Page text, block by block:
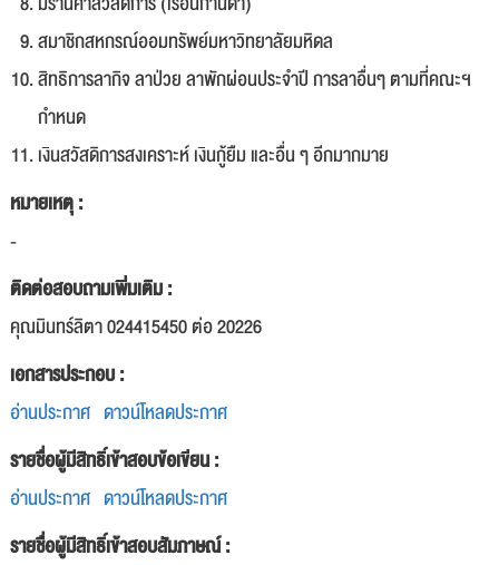
สมาชิกสหกรณ์ออมทรัพย์มหาวิทยาลัยมหิดล
สิทธิการลากิจ ลาป่วย ลาพักผ่อนประจำปี การลาอื่นๆ ตามที่คณะฯ
กำหนด
เงินสวัสดิการสงเคราะห์ เงินกู้ยืม และอื่น ๆ อีกมากมาย
หมายเหตุ :
-
ติดต่อสอบถามเพิ่มเติม :
คุณมินทร์ลิตา 024415450 ต่อ 20226
เอกสารประกอบ :
อ่านประกาศ ดาวน์โหลดประกาศ
รายชื่อผู้มีสิทธิ์เข้าสอบข้อเขียน :
อ่านประกาศ ดาวน์โหลดประกาศ
รายชื่อผู้มีสิทธิ์เข้าสอบสัมภาษณ์ :